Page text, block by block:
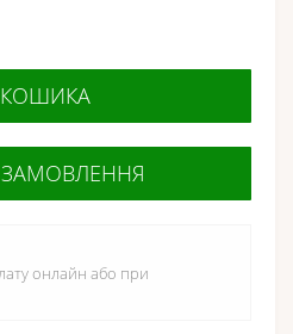
онлайн або при